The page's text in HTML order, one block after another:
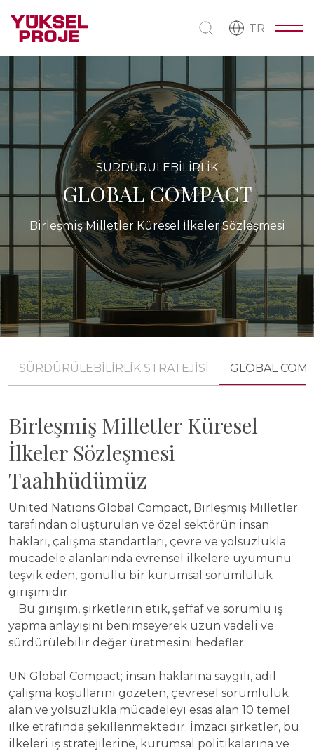
TR
SÜRDÜRÜLEBİLİRLİK
GLOBAL COMPACT
Birleşmiş Milletler Küresel İlkeler Sözleşmesi
SÜRDÜRÜLEBİLİRLİK STRATEJİSİ GLOBAL
Birleşmiş Milletler Küresel
İlkeler Sözleşmesi
Taahhüdümüz
United Nations Global Compact, Birleşmiş Milletler
tarafından oluşturulan ve özel sektörün insan
hakları, çalışma standartları, çevre ve yolsuzlukla
mücadele alanlarında evrensel ilkelere uyumunu
teşvik eden, gönüllü bir kurumsal sorumluluk
girişimidir.
Bu girişim, şirketlerin etik, şeffaf ve sorumlu iş
yapma anlayışını benimseyerek uzun vadeli ve
sürdürülebilir değer üretmesini hedefler.
UN Global Compact; insan haklarına saygılı, adil
çalışma koşullarını gözeten, çevresel sorumluluk
alan ve yolsuzlukla mücadeleyi esas alan 10 temel
ilke etrafında şekillenmektedir. İmzacı şirketler, bu
ilkeleri iş stratejilerine, kurumsal politikalarına ve